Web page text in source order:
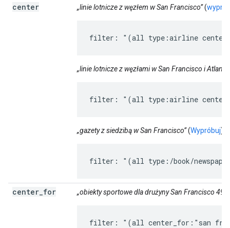
center „linie lotnicze z węzłem w San Francisco”(
filter: "(all type:airline
„linie lotnicze z węzłami w San Francisco i
filter: "(all type:airline
„gazety z siedzibą w San Francisco”(Wypróbuj)
filter: "(all type:/book/
center for „obiekty sportowe dla drużyny San Francisco
filter: "(all center_for:"san